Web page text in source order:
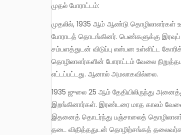
முதல் போராட்டம்:
முதலில், 1935 ஆம் ஆண்டு தொழிலாளர்கள் ஊதிய உயர்வு மற்றும் பணி நேரக் குறைப்பு உள்ளிட்ட கோரிக்கைகளை வலியுறுத்தி
போராடத் தொடங்கினர். பெண்களுக்கு இரவுப்
சம்பளத்துடன் விடுப்பு என்பன உள்ளிட்ட
தொழிலாளர்களின் போராட்டம் வேலை
எட்டப்பட்டது. ஆனால் அமலாகவில்லை.
1935 ஜுலை 25 ஆம் தேதியிலிருந்து அனைத்து மில் தொழிலாளர்களும் ஒற்றுமையுடன் இரண்டாவது முறையாக வேலை நிறுத்தத்தில்
இறங்கினார்கள். இரண்டரை மாத காலம் வேலை
இதனைத் தொடர்ந்து பஞ்சாலைத்
தடை விதித்ததுடன் தொழிற்சங்கத் தலைவர்கள்